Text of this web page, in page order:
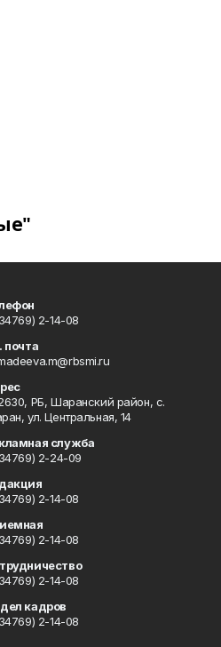
2-14-08
почта
РБ, Шаранский район, с.
ул. Центральная, 14
служба
2-24-09
2-14-08
2-14-08
2-14-08
кадров
2-14-08